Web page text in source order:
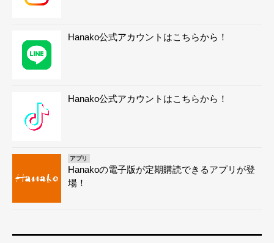
Hanako公式アカウントはこちらから！
Hanako公式アカウントはこちらから！
アプリ
Hanakoの電子版が定期購読できるアプリが登
場！